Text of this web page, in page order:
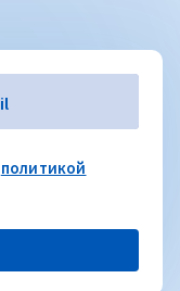
политикой